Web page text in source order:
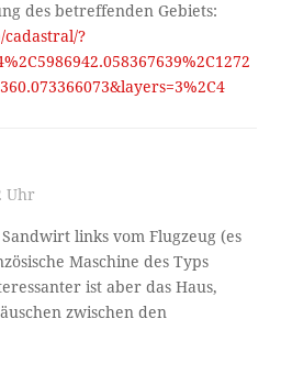
des betreffenden Gebiets:
?
Uhr
links vom Flugzeug (es
Maschine des Typs
ist aber das Haus,
zwischen den